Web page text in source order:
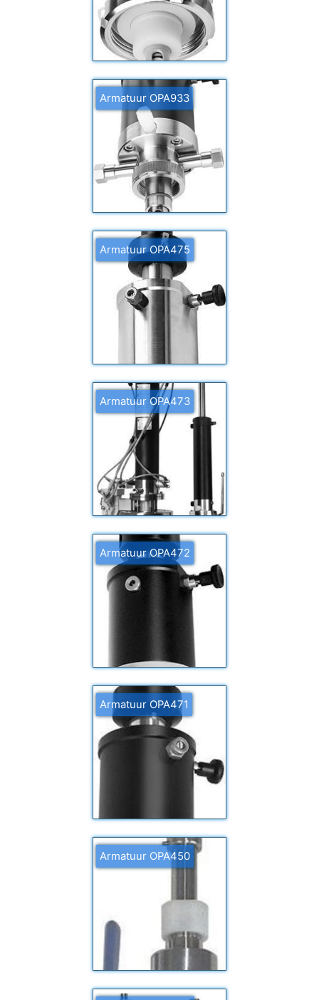
Armatuur OPA933
Armatuur OPA475
Armatuur OPA473
Armatuur OPA472
Armatuur OPA471
Armatuur OPA450